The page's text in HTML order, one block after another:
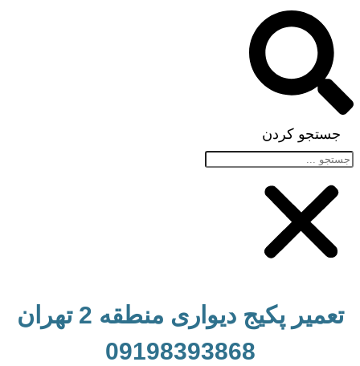
جستجو کردن
تعمیر پکیج دیواری منطقه 2 تهران
09198393868